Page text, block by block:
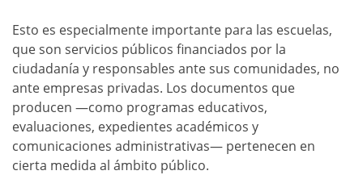
Esto es especialmente importante para las escuelas,
que son servicios públicos financiados por la
ciudadanía y responsables ante sus comunidades, no
ante empresas privadas. Los documentos que
producen —como programas educativos,
evaluaciones, expedientes académicos y
comunicaciones administrativas— pertenecen en
cierta medida al ámbito público.